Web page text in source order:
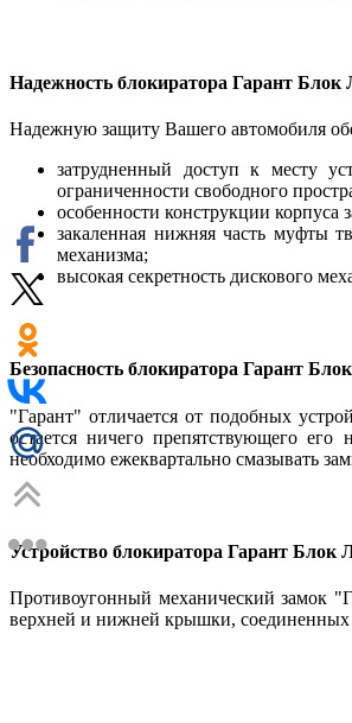
Надежность блокиратора Гарант Блок
Надежную защиту Вашего автомобиля
затрудненный доступ к месту
ограниченности свободного
особенности конструкции
закаленная нижняя часть муфты
механизма;
высокая секретность дискового
Безопасность блокиратора Гарант
"Гарант" отличается от подобных
остается ничего препятствующего
необходимо ежеквартально смазывать
Устройство блокиратора Гарант Блок
Противоугонный механический замок
верхней и нижней крышки,